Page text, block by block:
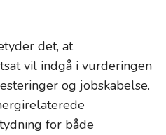
det, at
vil indgå i vurderingen
og jobskabelse.
for både